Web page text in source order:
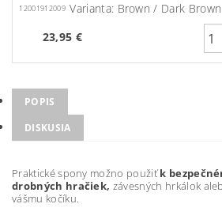
12001912009 Varianta: Brown / Dark Brown
23,95 €
POPIS
DISKUSIA
Praktické spony možno použiťk
drobných hračiek, závesných hrkálok
vášmu kočíku.